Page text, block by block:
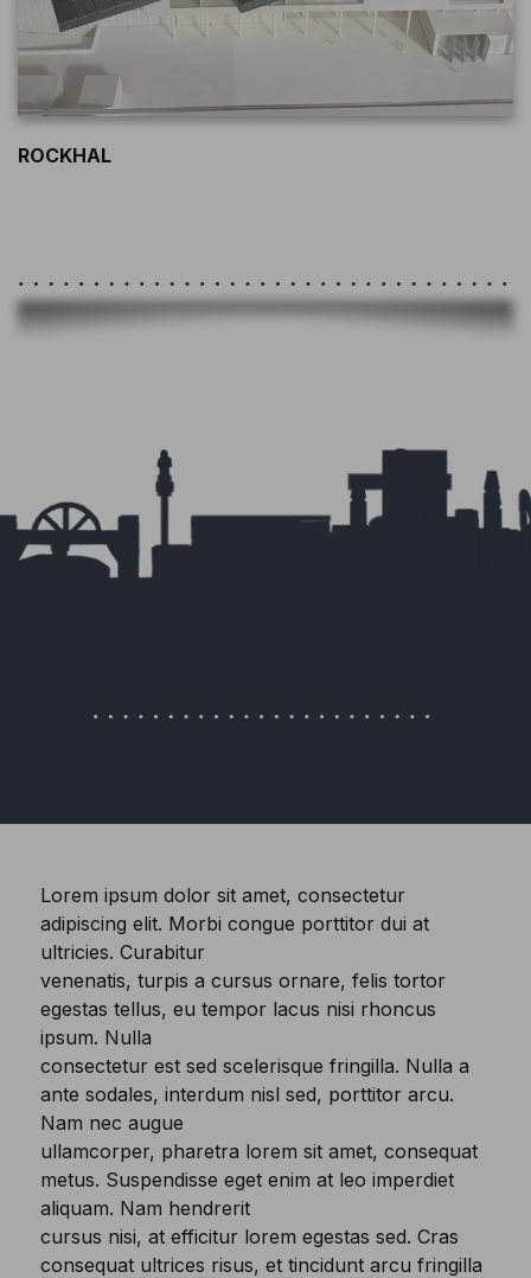
ROCKHAL
Lorem ipsum dolor sit amet, consectetur
adipiscing elit. Morbi congue porttitor dui at
ultricies. Curabitur
venenatis, turpis a cursus ornare, felis tortor
egestas tellus, eu tempor lacus nisi rhoncus
ipsum. Nulla
consectetur est sed scelerisque fringilla. Nulla a
ante sodales, interdum nisl sed, porttitor arcu.
Nam nec augue
ullamcorper, pharetra lorem sit amet, consequat
metus. Suspendisse eget enim at leo imperdiet
aliquam. Nam hendrerit
cursus nisi, at efficitur lorem egestas sed. Cras
consequat ultrices risus, et tincidunt arcu fringilla